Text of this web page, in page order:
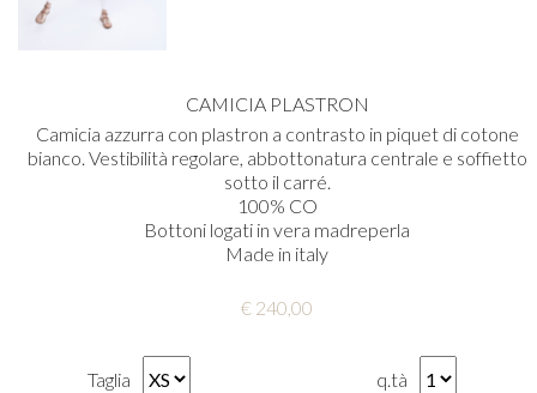
CAMICIA PLASTRON
Camicia azzurra con plastron a contrasto in piquet di cotone
bianco. Vestibilità regolare, abbottonatura centrale e soffietto
sotto il carré.
100% CO
Bottoni logati in vera madreperla
Made in italy
€ 240,00
Taglia q.tà